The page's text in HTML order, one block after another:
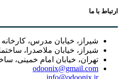
ارتباط با ما
شیراز، خیابان مدرس، کارخانه
شیراز، خیابان ملاصدرا،
تهران، خیابان امام خمینی،
odoonix@gmail.com